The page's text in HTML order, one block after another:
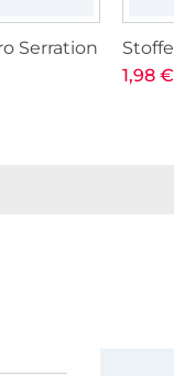
Serration
1,98